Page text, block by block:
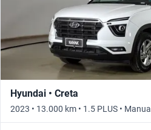
Busca por año
Hyundai • Creta
2023 • 13.000 km • 1.5 PLUS • Manual